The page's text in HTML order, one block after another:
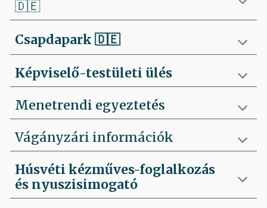
🇩🇪
Csapdapark 🇩🇪
Képviselő-testületi ülés
Menetrendi egyeztetés
Vágányzári információk
Húsvéti kézműves-foglalkozás
és nyuszisimogató